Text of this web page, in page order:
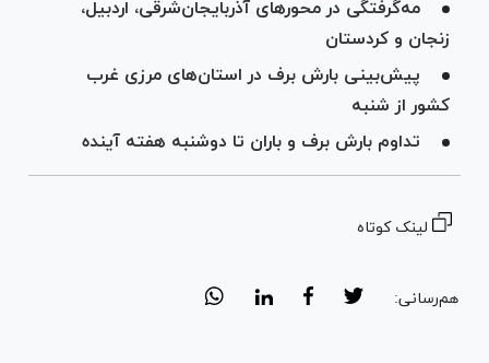
مه‌گرفتگی در محور‌های آذربایجان‌شرقی، اردبیل،
زنجان و کردستان
پیش‌بینی بارش برف در استان‌های مرزی غرب
کشور از شنبه
تداوم بارش برف و باران تا دوشنبه هفته آینده
لینک کوتاه
هم‌رسانی: